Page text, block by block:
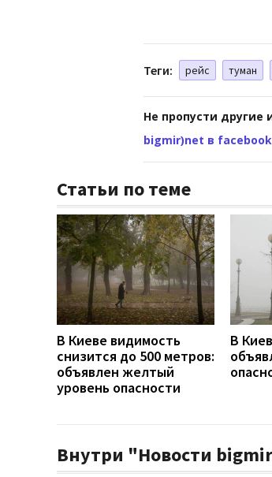
Теги: рейс туман
Не пропусти другие
bigmir)net в facebook
Статьи по теме
В Киеве видимость
снизится до 500 метров:
объявлен желтый
уровень опасности
В
Внутри "Новости